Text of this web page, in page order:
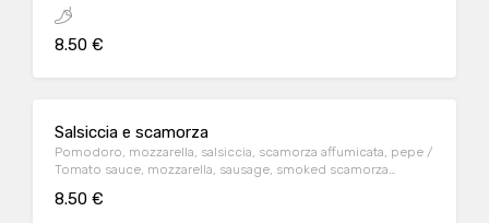
sweet peppers, hot salami, green and black olives
8.50 €
Salsiccia e scamorza
Pomodoro, mozzarella, salsiccia, scamorza affumicata, pepe /
Tomato sauce, mozzarella, sausage, smoked scamorza
8.50 €